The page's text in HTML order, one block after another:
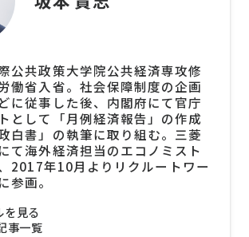
公共政策大学院公共経済専攻修
働省入省。社会保障制度の企画
に従事した後、内閣府にて官庁
として「月例経済報告」の作成
白書」の執筆に取り組む。三菱
て海外経済担当のエコノミスト
2017年10月よりリクルートワー
参画。
を見る
事一覧